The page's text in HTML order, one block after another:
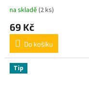
na skladě (2 ks)
69 Kč
Do košíku
Tip